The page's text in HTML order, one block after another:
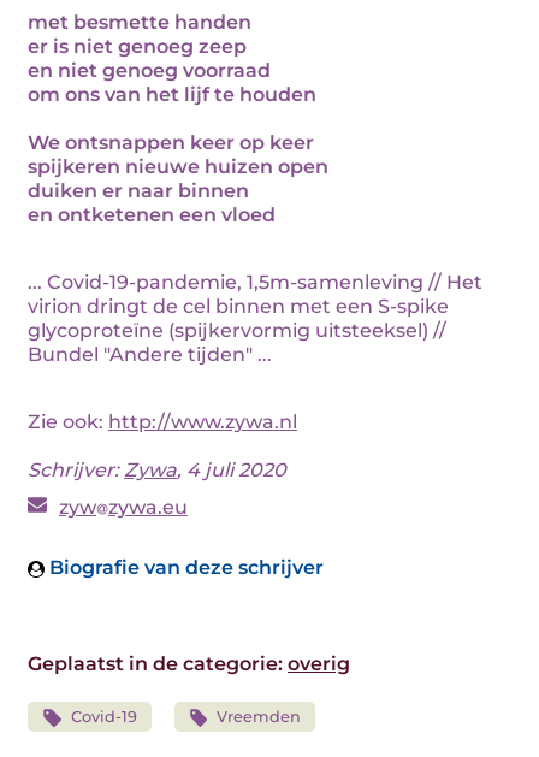
met besmette handen
er is niet genoeg zeep
en niet genoeg voorraad
om ons van het lijf te houden
We ontsnappen keer op keer
spijkeren nieuwe huizen open
duiken er naar binnen
en ontketenen een vloed
... Covid-19-pandemie, 1,5m-samenleving // Het
virion dringt de cel binnen met een S-spike
glycoproteïne (spijkervormig uitsteeksel) //
Bundel "Andere tijden" ...
Zie ook: http://www.zywa.nl
Schrijver:Zywa, 4 juli 2020
zyw zywa.eu
Biografie van deze schrijver
Geplaatst in de categorie: overig
Covid-19 Vreemden